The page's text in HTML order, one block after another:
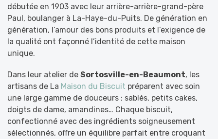
débutée en 1903 avec leur arrière-arrière-grand-père
Paul, boulanger à La-Haye-du-Puits. De génération en
génération, l’amour des bons produits et l’exigence de
la qualité ont façonné l’identité de cette maison
unique.
Dans leur atelier de Sortosville-en-Beaumont, les
artisans de La Maison du Biscuit préparent avec soin
une large gamme de douceurs : sablés, petits cakes,
doigts de dame, amandines… Chaque biscuit,
confectionné avec des ingrédients soigneusement
sélectionnés, offre un équilibre parfait entre croquant